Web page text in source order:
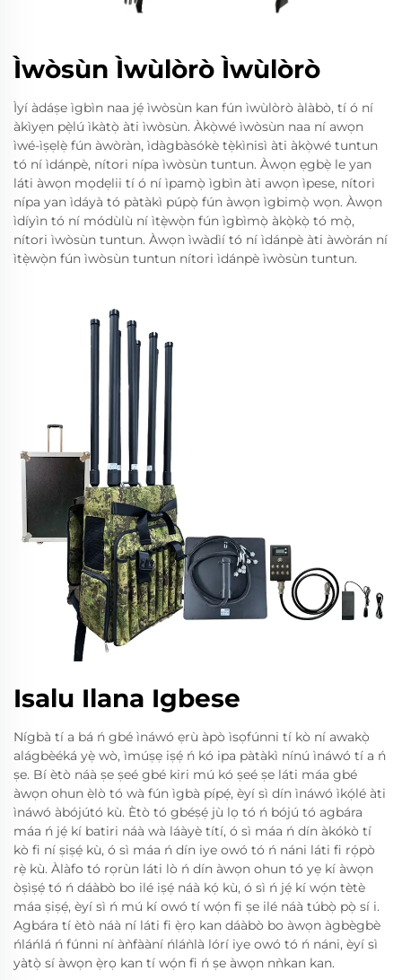
Ìwòsùn Ìwùlòrò Ìwùlòrò
Ìyí àdáṣe ìgbìn naa jẹ́ ìwòsùn kan fún ìwùlòrò àlàbò, tí ó ní
àkìyẹn pẹ̀lú ìkàtọ̀ àti ìwòsùn. Àkọ̀wé ìwòsùn naa ní awọn
ìwé-ìṣẹlẹ̀ fún àwòràn, ìdàgbàsókè tẹ̀kìnisì àti àkọ̀wé tuntun
tó ní ìdánpè, nítori nípa ìwòsùn tuntun. Àwọn ẹgbẹ̀ le yan
láti àwọn mọdẹlii tí ó ní ìpamọ̀ ìgbìn àti awọn ìpese, nítori
nípa yan ìdáyà tó pàtàkì púpọ̀ fún àwọn ìgbimọ̀ wọn. Àwọn
ìdíyìn tó ní módùlù ní ìtẹ̀wọ̀n fún ìgbìmọ̀ àkọ̀kọ̀ tó mọ̀,
nítori ìwòsùn tuntun. Àwọn ìwàdìí tó ní ìdánpè àti àwòrán ní
ìtẹ̀wọ̀n fún ìwòsùn tuntun nítori ìdánpè ìwòsùn tuntun.
Isalu Ilana Igbese
Nígbà tí a bá ń gbé ìnáwó ẹrù àpò ìsọfúnni tí kò ní awakọ̀
alágbèéká yẹ̀ wò, ìmúṣẹ iṣẹ́ ń kó ipa pàtàkì nínú ìnáwó tí a ń
ṣe. Bí ètò náà ṣe ṣeé gbé kiri mú kó ṣeé ṣe láti máa gbé
àwọn ohun èlò tó wà fún ìgbà pípẹ́, èyí sì dín ìnáwó ìkọ́lé àti
ìnáwó àbójútó kù. Ètò tó gbéṣẹ́ jù lọ tó ń bójú tó agbára
máa ń jẹ́ kí batiri náà wà láàyè títí, ó sì máa ń dín àkókò tí
kò fi ní ṣiṣẹ́ kù, ó sì máa ń dín iye owó tó ń náni láti fi rọ́pò
rẹ̀ kù. Àlàfo tó rọrùn láti lò ń dín àwọn ohun tó yẹ kí àwọn
òṣìṣẹ́ tó ń dáàbò bo ilé iṣẹ́ náà kọ́ kù, ó sì ń jẹ́ kí wọ́n tètè
máa ṣiṣẹ́, èyí sì ń mú kí owó tí wọ́n fi ṣe ilé náà túbọ̀ pọ̀ sí i.
Agbára tí ètò náà ní láti fi ẹ̀rọ kan dáàbò bo àwọn àgbègbè
ńláńlá ń fúnni ní àǹfààní ńláǹlà lórí iye owó tó ń náni, èyí sì
yàtọ̀ sí àwọn ẹ̀rọ kan tí wọ́n fi ń ṣe àwọn nǹkan kan.